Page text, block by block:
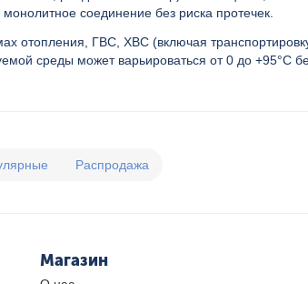
соединение без риска протечек.
отопления, ГВС, ХВС (включая
среды может варьироваться от 0 до +95°C
Распродажа
Магазин